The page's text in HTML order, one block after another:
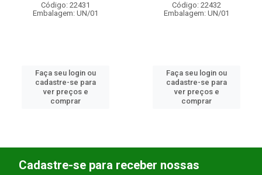
Código: 22431
Embalagem: UN/01
Faça seu login ou
cadastre-se para
ver preços e
comprar
Código: 22432
Embalagem: UN/01
Faça seu login ou
cadastre-se para
ver preços e
comprar
Cadastre-se para receber nossas